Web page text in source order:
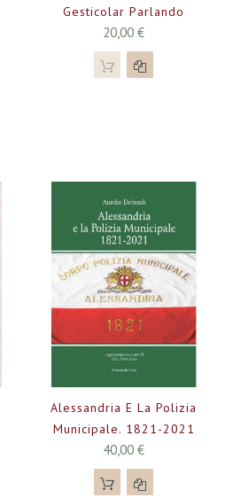
Gesticolar Parlando
20,00 €
Alessandria E La Polizia
Municipale. 1821-2021
40,00 €